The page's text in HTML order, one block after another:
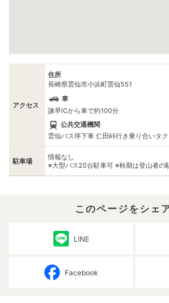
アクセス
住所
長崎県雲仙市小浜町雲仙551
車
諫早ICから車で約100分
公共交通機関
雲仙バス停下車 仁田峠行き乗り合いタ
駐車場
情報なし
※大型バス20台駐車可 ※秋期は登山者の
このページをシェ
LINE
Facebook